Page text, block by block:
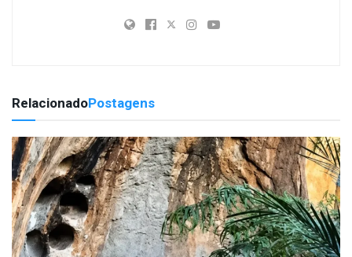
RelacionadoPostagens